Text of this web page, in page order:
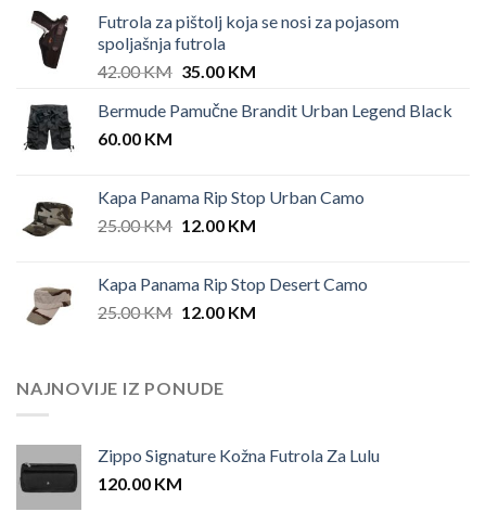
Futrola za pištolj koja se nosi za pojasom
spoljašnja futrola
42.00KM Original
was:
35.00 KMCurrent
is:
Bermude Pamučne Brandit Urban Legend Black
60.00 KM
Kapa Panama Rip Stop Urban Camo
25.00KM Original
25.00 KM.
12.00 KMCurrent
12.00 KM.
Kapa Panama Rip Stop Desert Camo
25.00KM Original
25.00 KM.
12.00 KMCurrent
NAJNOVIJE IZ PONUDE
Zippo Signature Kožna Futrola Za Lulu
120.00 KM